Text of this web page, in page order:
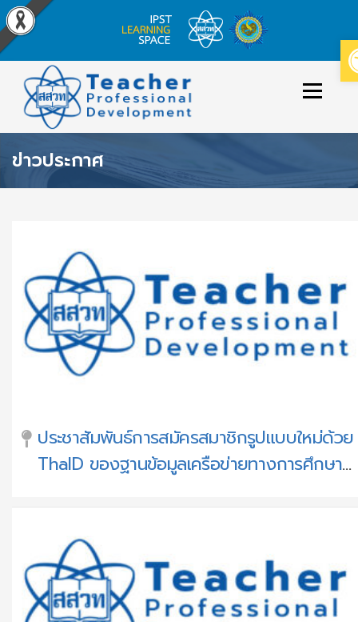
content
Menu
ข่าวประกาศ
เข้าสู่ระบบ/สมัครสมาชิก
ข่าวประกาศ
ว
ป
ประชาสัมพันธ์การสมัครสมาชิกรูปแบบใหม่ด้วย
ThaID ของฐานข้อมูลเครือข่ายทางการศึกษา